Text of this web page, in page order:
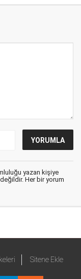
yazan kişiye
Her bir yorum
Sitene Ekle